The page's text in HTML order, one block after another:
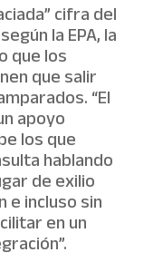
cifra del
la EPA, la
que los
que salir
“El
apoyo
los que
hablando
de exilio
e incluso sin
en un